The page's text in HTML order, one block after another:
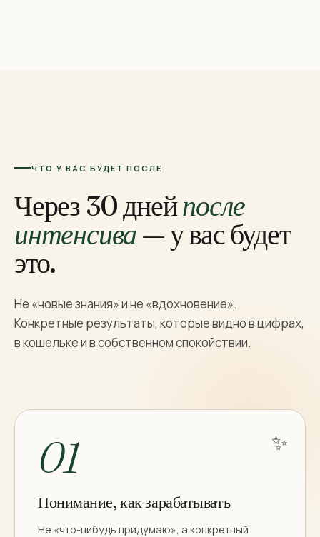
ЧТО У ВАС БУДЕТ ПОСЛЕ
Через 30 днейпосле
интенсива— у вас будет
это.
Не «новые знания» и не «вдохновение».
Конкретные результаты, которые видно в цифрах,
в кошельке и в собственном спокойствии.
✨
01
Понимание, как зарабатывать
Не «что-нибудь придумаю», а конкретный